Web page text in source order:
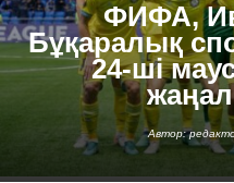
ФИФА,
Бұқаралық
24-ші
Автор: